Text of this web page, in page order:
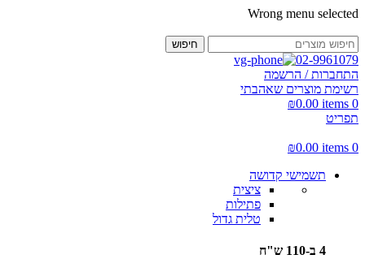
Wrong menu selected
חיפוש
02-9961079
התחברות / הרשמה
רשימת מוצרים שאהבתי
0
items
₪0.00
תפריט
0
items
₪0.00
תשמישי קדושה
ציצית
פתילות
טלית גדול
4 ב-110 ש"ח